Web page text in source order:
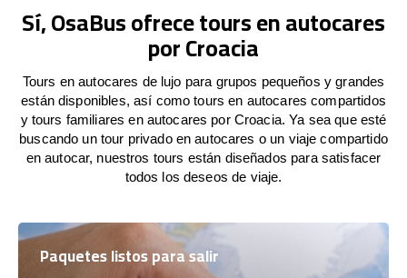
Sí, OsaBus ofrece tours en autocares
por Croacia
Tours en autocares de lujo para grupos pequeños y grandes
están disponibles, así como tours en autocares compartidos
y tours familiares en autocares por Croacia. Ya sea que esté
buscando un tour privado en autocares o un viaje compartido
en autocar, nuestros tours están diseñados para satisfacer
todos los deseos de viaje.
Paquetes listos para salir